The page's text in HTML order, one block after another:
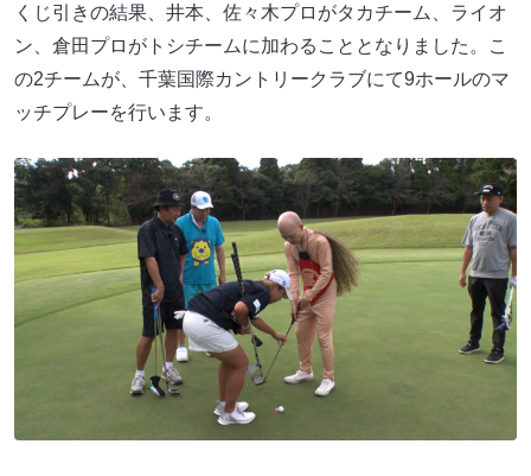
くじ引きの結果、井本、佐々木プロがタカチーム、ライオ
ン、倉田プロがトシチームに加わることとなりました。こ
の2チームが、千葉国際カントリークラブにて9ホールのマ
ッチプレーを行います。